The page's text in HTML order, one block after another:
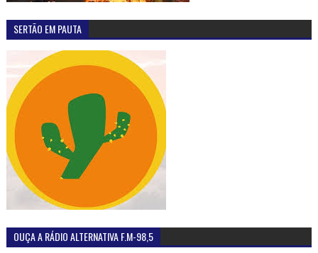
SERTÃO EM PAUTA
OUÇA A RÁDIO ALTERNATIVA F.M-98,5